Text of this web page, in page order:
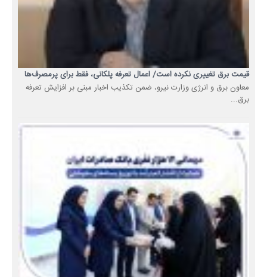
قیمت برق تغییری نکرده است/ اعمال تعرفه پلکانی، فقط برای پرمصرف‌ها
معاون برق و انرژی وزارت نیرو، ضمن تکذیب اخبار مبنی بر افزایش تعرفه
برق...